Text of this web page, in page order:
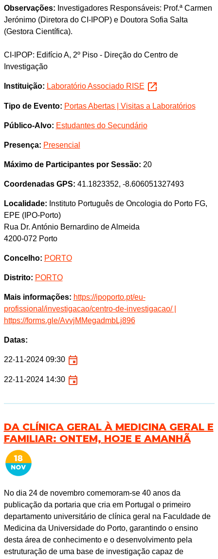
Observações: Investigadores Responsáveis: Prof.ª Carmen
Jerónimo (Diretora do CI-IPOP) e Doutora Sofia Salta
(Gestora Científica).
CI-IPOP: Edifício A, 2º Piso - Direção do Centro de
Investigação
Instituição: Laboratório Associado RISE
Tipo de Evento: Portas Abertas | Visitas a Laboratórios
Público-Alvo: Estudantes do Secundário
Presença: Presencial
Máximo de Participantes por Sessão: 20
Coordenadas GPS: 41.1823352, -8.606051327493
Localidade: Instituto Português de Oncologia do Porto FG,
EPE (IPO-Porto)
Rua Dr. António Bernardino de Almeida
4200-072 Porto
Concelho: PORTO
Distrito: PORTO
Mais informações: https://ipoporto.pt/eu-
profissional/investigacao/centro-de-investigacao/ |
https://forms.gle/AvvjMMegadmbLj896
Datas:
22-11-2024 09:30
22-11-2024 14:30
DA CLÍNICA GERAL À MEDICINA GERAL E
FAMILIAR: ONTEM, HOJE E AMANHÃ
No dia 24 de novembro comemoram-se 40 anos da
publicação da portaria que cria em Portugal o primeiro
departamento universitário de clínica geral na Faculdade de
Medicina da Universidade do Porto, garantindo o ensino
desta área de conhecimento e o desenvolvimento pela
estruturação de uma base de investigação capaz de